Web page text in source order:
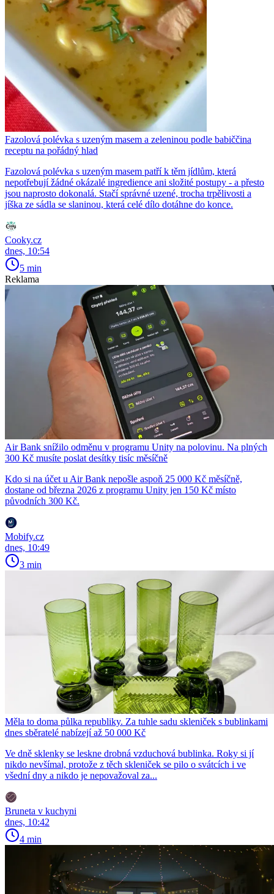
Fazolová polévka s uzeným masem a zeleninou podle babiččina
receptu na pořádný hlad
Fazolová polévka s uzeným masem patří k těm jídlům, která
nepotřebují žádné okázalé ingredience ani složité postupy - a přesto
jsou naprosto dokonalá. Stačí správné uzené, trocha trpělivosti a
jíška ze sádla se slaninou, která celé dílo dotáhne do konce.
Cooky.cz
dnes, 10:54
5 min
Reklama
Air Bank snížilo odměnu v programu Unity na polovinu. Na plných
300 Kč musíte poslat desítky tisíc měsíčně
Kdo si na účet u Air Bank nepošle aspoň 25 000 Kč měsíčně,
dostane od března 2026 z programu Unity jen 150 Kč místo
původních 300 Kč.
Mobify.cz
dnes, 10:49
3 min
Měla to doma půlka republiky. Za tuhle sadu skleniček s bublinkami
dnes sběratelé nabízejí až 50 000 Kč
Ve dně sklenky se leskne drobná vzduchová bublinka. Roky si jí
nikdo nevšímal, protože z těch skleniček se pilo o svátcích i ve
všední dny a nikdo je nepovažoval za...
Bruneta v kuchyni
dnes, 10:42
4 min